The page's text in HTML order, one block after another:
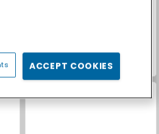
Let's Fish!
ACCEPT COOKIES